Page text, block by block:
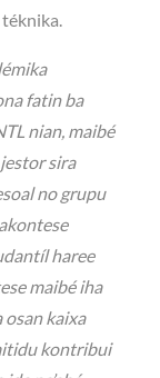
fatin ba
nian, maibé
sira
no grupu
haree
maibé iha
osan kaixa
kontribui